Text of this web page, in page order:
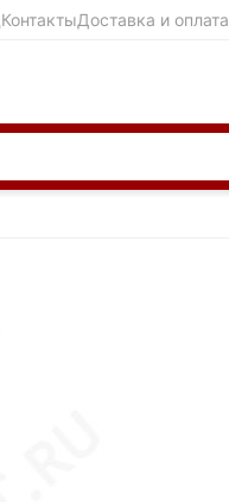
КонтактыДоставка и оплата